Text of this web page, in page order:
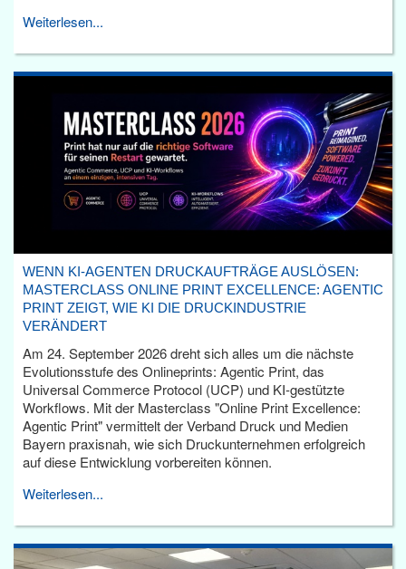
Weiterlesen...
WENN KI-AGENTEN DRUCKAUFTRÄGE AUSLÖSEN:
MASTERCLASS ONLINE PRINT EXCELLENCE: AGENTIC
PRINT ZEIGT, WIE KI DIE DRUCKINDUSTRIE
VERÄNDERT
Am 24. September 2026 dreht sich alles um die nächste
Evolutionsstufe des Onlineprints: Agentic Print, das
Universal Commerce Protocol (UCP) und KI-gestützte
Workflows. Mit der Masterclass "Online Print Excellence:
Agentic Print" vermittelt der Verband Druck und Medien
Bayern praxisnah, wie sich Druckunternehmen erfolgreich
auf diese Entwicklung vorbereiten können.
Weiterlesen...